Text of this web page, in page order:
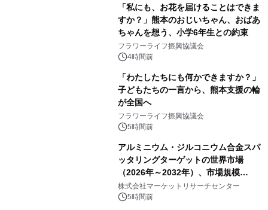
「私にも、お花を届けることはできま
すか？」熊本のおじいちゃん、おばあ
ちゃんを想う、小学6年生との約束
フラワーライフ振興協議会
4時間前
「わたしたちにも何かできますか？」
子どもたちの一言から、熊本支援の輪
が全国へ
フラワーライフ振興協議会
5時間前
アルミニウム・ジルコニウム合金スパ
ッタリングターゲットの世界市場
（2026年～2032年）、市場規模
（0.995、0.999、その他）・分析レポ
ートを発表
株式会社マーケットリサーチセンター
5時間前